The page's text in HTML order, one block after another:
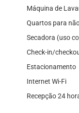
Máquina de
Quartos para
Secadora (uso
Check-in/
Estacionamento
Internet Wi-Fi
Recepção 24